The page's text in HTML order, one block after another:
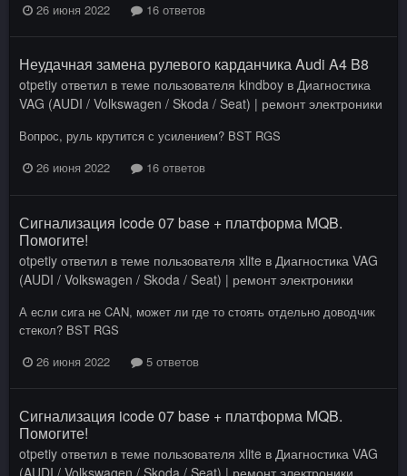
26 июня 2022
16 ответов
Неудачная замена рулевого карданчика Audi A4 B8
otpetiy ответил в теме пользователя kindboy в Диагностика
VAG (AUDI / Volkswagen / Skoda / Seat) | ремонт электроники
Вопрос, руль крутится с усилением? BST RGS
26 июня 2022
16 ответов
Сигнализация icode 07 base + платформа MQB.
Помогите!
otpetiy ответил в теме пользователя xlite в Диагностика VAG
(AUDI / Volkswagen / Skoda / Seat) | ремонт электроники
А если сига не CAN, может ли где то стоять отдельно доводчик
стекол? BST RGS
26 июня 2022
5 ответов
Сигнализация icode 07 base + платформа MQB.
Помогите!
otpetiy ответил в теме пользователя xlite в Диагностика VAG
(AUDI / Volkswagen / Skoda / Seat) | ремонт электроники